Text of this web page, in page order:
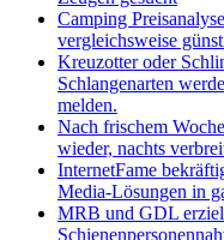
Camping
vergleichsweise
Kreuzotter oder
Schlangenarten
melden.
Nach frischem
wieder, nachts
InternetFame
Media-Lösungen in
MRB und GDL